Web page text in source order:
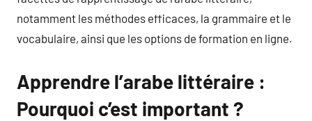
notamment les méthodes efficaces, la grammaire et le
vocabulaire, ainsi que les options de formation en ligne.
Apprendre l’arabe littéraire :
Pourquoi c’est important ?